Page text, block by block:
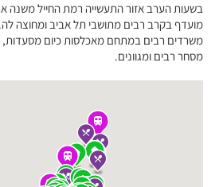
בשעות הערב אזור התעשייה רמת החייל משנה
מועדף בקרב רבים מתושבי תל אביב ומחוצה
משרדים רבים במתחם מאכלסות כיום מסעדות,
מסחר רבים ומגוונים.